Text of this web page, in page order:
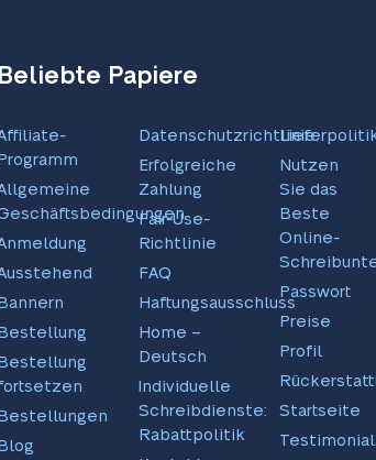
Beliebte Papiere
Programm
Bannern
Bestellung
Bestellung
Bestellungen
Blog
Datenschutzrichtlinie
Erfolgreiche
Zahlung
Fair-Use-
Richtlinie
FAQ
Haftungsausschluss
Home –
Deutsch
Individuelle
Schreibdienste:
Rabattpolitik
Nutzen
Sie das
Beste
Online-
Passwort
Preise
Profil
Startseite